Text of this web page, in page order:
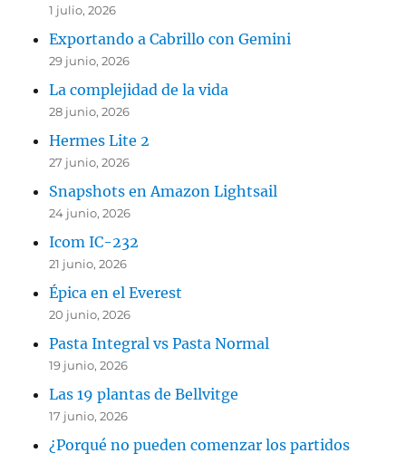
1 julio, 2026
Exportando a Cabrillo con Gemini
29 junio, 2026
La complejidad de la vida
28 junio, 2026
Hermes Lite 2
27 junio, 2026
Snapshots en Amazon Lightsail
24 junio, 2026
Icom IC-232
21 junio, 2026
Épica en el Everest
20 junio, 2026
Pasta Integral vs Pasta Normal
19 junio, 2026
Las 19 plantas de Bellvitge
17 junio, 2026
¿Porqué no pueden comenzar los partidos